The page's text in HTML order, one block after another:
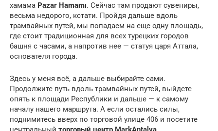
хамама Pazar Hamamı. Сейчас там продают сувениры,
весьма недорого, кстати. Пройдя дальше вдоль
трамвайных путей, мы попадаем на еще одну площадь,
где стоит традиционная для всех турецких городов
башня с часами, а напротив нее — статуя царя Аттала,
основателя города.
Здесь у меня всё, а дальше выбирайте сами.
Продолжите путь вдоль трамвайных путей, выйдете
опять к площади Республики и дальше — к самому
началу нашего маршрута. А если остались силы,
поднимитесь вверх по торговой улице 406 и посетите